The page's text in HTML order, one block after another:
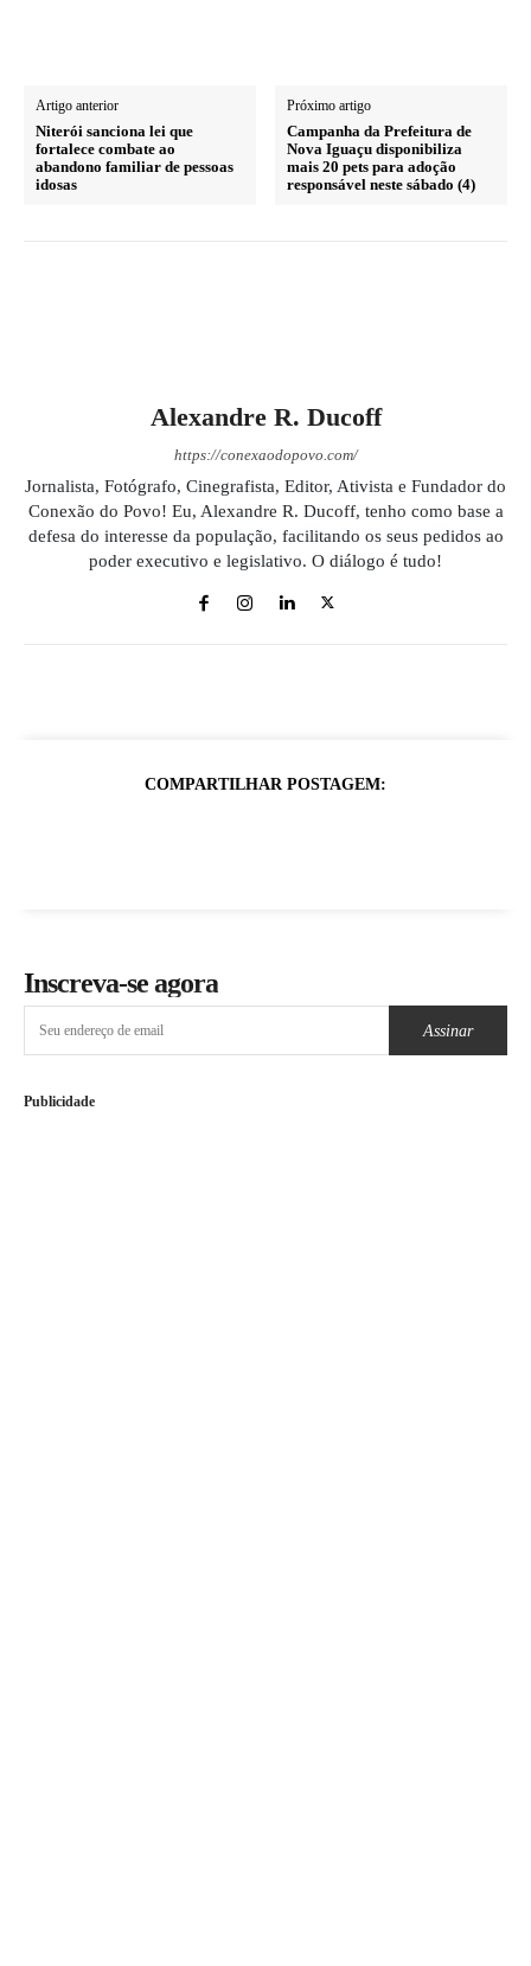
Artigo anterior
Niterói sanciona lei que
fortalece combate ao
abandono familiar de pessoas
idosas
Próximo artigo
Campanha da Prefeitura de
Nova Iguaçu disponibiliza
mais 20 pets para adoção
responsável neste sábado (4)
Alexandre R. Ducoff
https://conexaodopovo.com/
Jornalista, Fotógrafo, Cinegrafista, Editor, Ativista e Fundador do
Conexão do Povo! Eu, Alexandre R. Ducoff, tenho como base a
defesa do interesse da população, facilitando os seus pedidos ao
poder executivo e legislativo. O diálogo é tudo!
COMPARTILHAR POSTAGEM:
Inscreva-se agora
Assinar
Publicidade